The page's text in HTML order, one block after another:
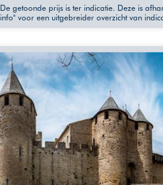
De getoonde prijs is ter indicatie. Deze is
info" voor een uitgebreider overzicht van